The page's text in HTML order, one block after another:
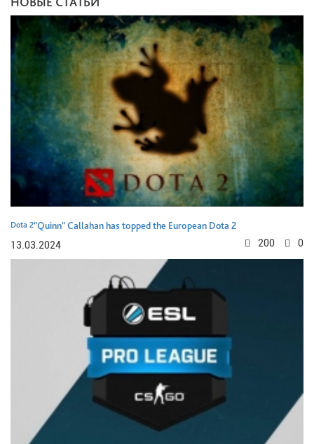
Dota 2"Quinn" Callahan has topped the European Dota 2
13.03.2024
0
200